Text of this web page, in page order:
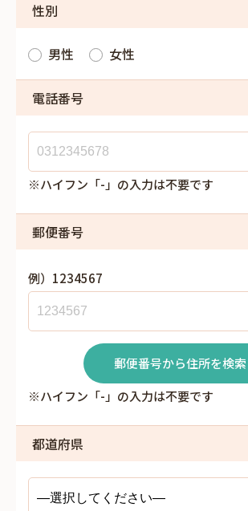
性別
男性 女性
電話番号
※ハイフン「-」の入力は不要です
郵便番号
例）1234567
郵便番号から住所を検索
※ハイフン「-」の入力は不要です
都道府県